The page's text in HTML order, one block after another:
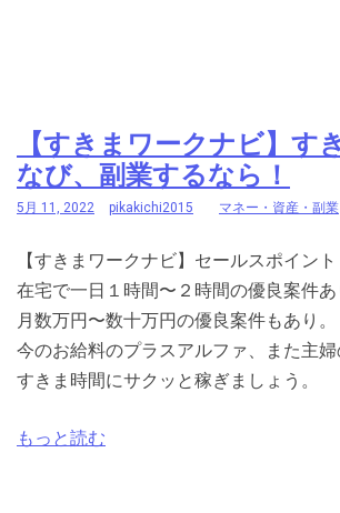
【すきまワークナビ】す
なび、副業するなら！
5月 11, 2022 pikakichi2015 マネー・資産・副業
【すきまワークナビ】セールスポイント
在宅で一日１時間〜２時間の優良案件あ
月数万円〜数十万円の優良案件もあり。
今のお給料のプラスアルファ、また主
すきま時間にサクッと稼ぎましょう。
もっと読む